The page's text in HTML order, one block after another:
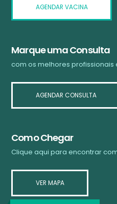
AGENDAR VACINA
Marque uma Consulta
com os melhores profissionais
AGENDAR CONSULTA
Como Chegar
Clique aqui para encontrar
VER MAPA